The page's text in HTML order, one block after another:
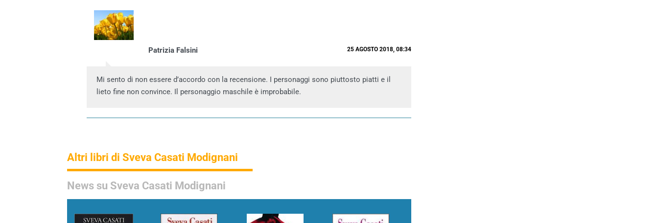
Patrizia Falsini 25 AGOSTO 2018, 08:34
Mi sento di non essere d’accordo con la recensione. I personaggi sono piuttosto piatti e il
lieto fine non convince. Il personaggio maschile è improbabile.
Altri libri di Sveva Casati Modignani
News su Sveva Casati Modignani